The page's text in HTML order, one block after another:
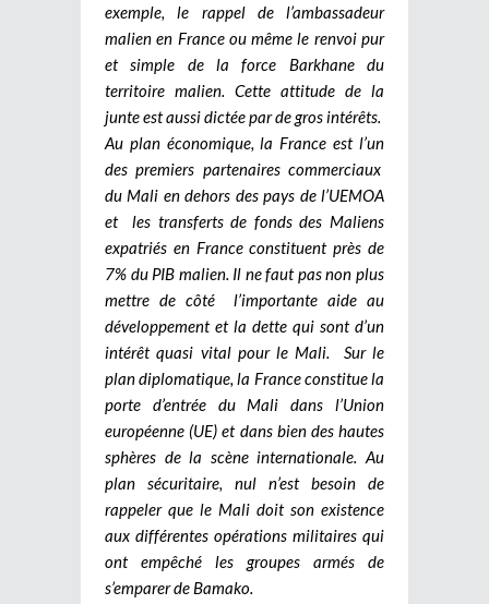
exemple, le rappel de l’ambassadeur
malien en France ou même le renvoi pur
et simple de la force Barkhane du
territoire malien. Cette attitude de la
junte est aussi dictée par de gros intérêts.
Au plan économique, la France est l’un
des premiers partenaires commerciaux
du Mali en dehors des pays de l’UEMOA
et les transferts de fonds des Maliens
expatriés en France constituent près de
7% du PIB malien. Il ne faut pas non plus
mettre de côté l’importante aide au
développement et la dette qui sont d’un
intérêt quasi vital pour le Mali. Sur le
plan diplomatique, la France constitue la
porte d’entrée du Mali dans l’Union
européenne (UE) et dans bien des hautes
sphères de la scène internationale. Au
plan sécuritaire, nul n’est besoin de
rappeler que le Mali doit son existence
aux différentes opérations militaires qui
ont empêché les groupes armés de
s’emparer de Bamako.